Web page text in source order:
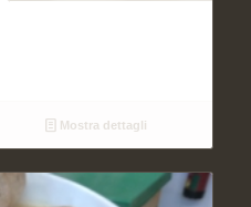
Mostra dettagli